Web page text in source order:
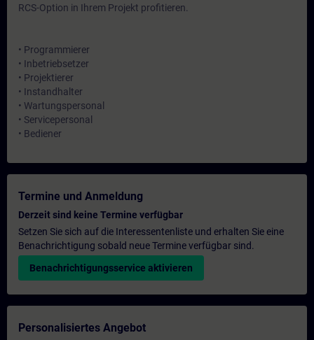
RCS-Option in Ihrem Projekt profitieren.
• Programmierer
• Inbetriebsetzer
• Projektierer
• Instandhalter
• Wartungspersonal
• Servicepersonal
• Bediener
Termine und Anmeldung
Derzeit sind keine Termine verfügbar
Setzen Sie sich auf die Interessentenliste und erhalten Sie eine
Benachrichtigung sobald neue Termine verfügbar sind.
Benachrichtigungsservice aktivieren
Personalisiertes Angebot